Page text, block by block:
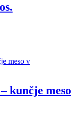
kunčje meso